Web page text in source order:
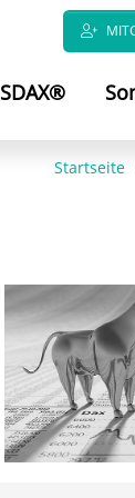
SDAX®
Startseite